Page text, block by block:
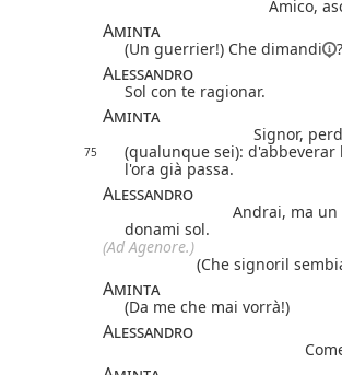
Amico,
Aminta
(Un guerrier!) Che dimandi ?
Alessandro
Sol con te ragionar.
Aminta
Signor,
75
(qualunque sei): d'abbeverar
l'ora già passa.
Alessandro
Andrai, ma
donami sol.
(Ad Agenore.)
(Che signoril
Aminta
(Da me che mai vorrà!)
Alessandro